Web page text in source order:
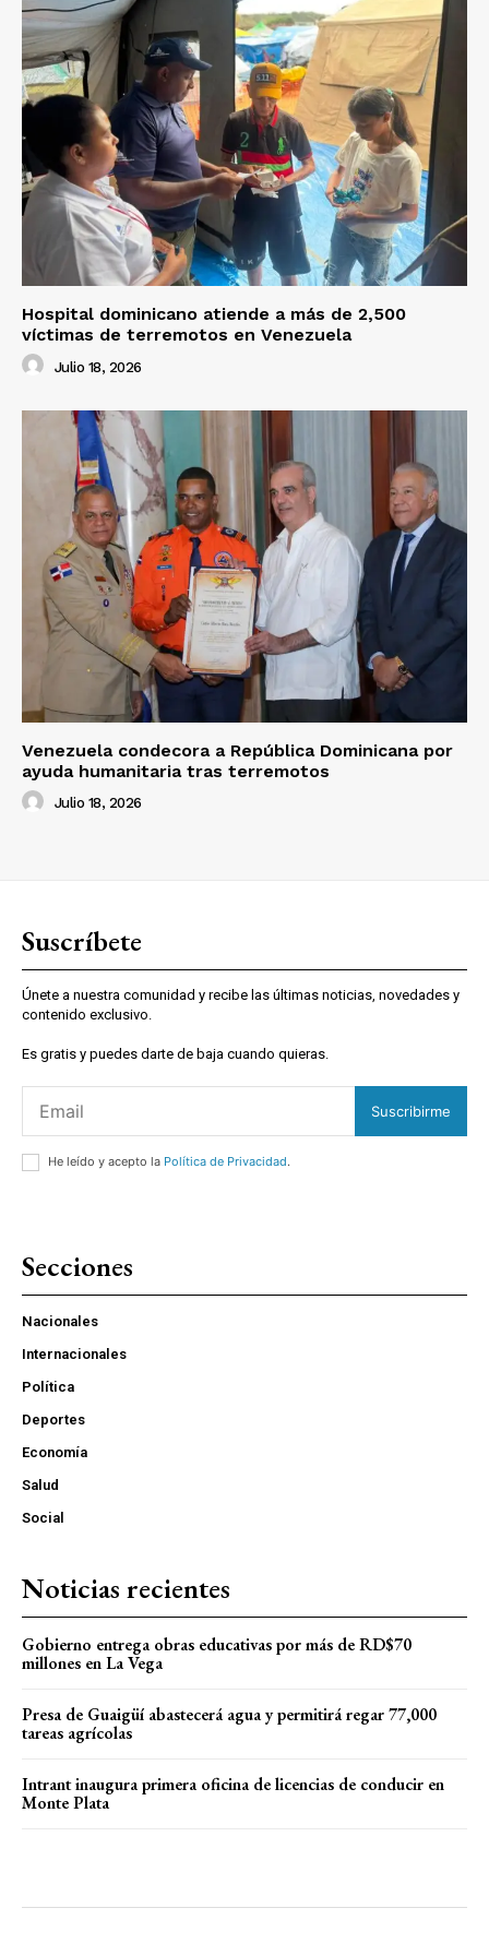
Hospital dominicano atiende a más de 2,500
víctimas de terremotos en Venezuela
Julio 18, 2026
Venezuela condecora a República Dominicana por
ayuda humanitaria tras terremotos
Julio 18, 2026
Suscríbete
Únete a nuestra comunidad y recibe las últimas noticias, novedades y
contenido exclusivo.
Es gratis y puedes darte de baja cuando quieras.
Suscribirme
He leído y acepto la Política de Privacidad.
Secciones
Nacionales
Internacionales
Política
Deportes
Economía
Salud
Social
Noticias recientes
Gobierno entrega obras educativas por más de RD$70
millones en La Vega
Presa de Guaigüí abastecerá agua y permitirá regar 77,000
tareas agrícolas
Intrant inaugura primera oficina de licencias de conducir en
Monte Plata